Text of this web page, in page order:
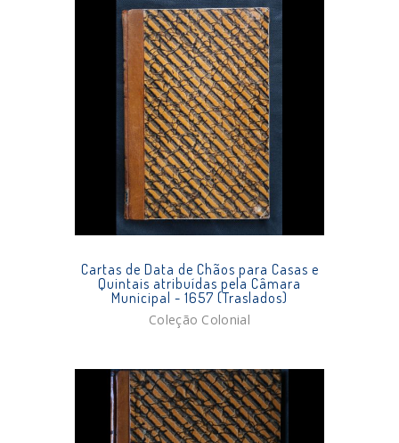
Cartas de Data de Chãos para Casas e
Quintais atribuídas pela Câmara
Municipal - 1657 (Traslados)
Coleção Colonial